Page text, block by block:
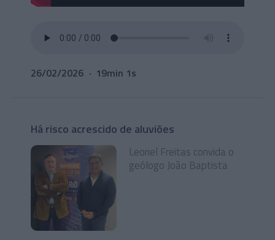
26/02/2026 19min 1s
Há risco acrescido de aluviões
Leonel Freitas convida o
geólogo João Baptista